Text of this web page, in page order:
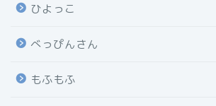
ひよっこ
べっぴんさん
もふもふ